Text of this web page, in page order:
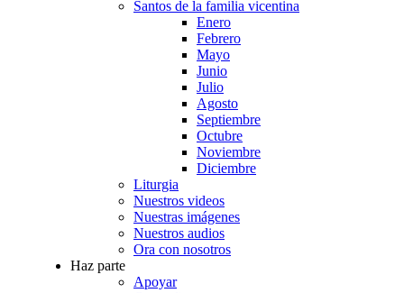
Santos de la familia vicentina
Enero
Febrero
Mayo
Junio
Julio
Agosto
Septiembre
Octubre
Noviembre
Diciembre
Liturgia
Nuestros videos
Nuestras imágenes
Nuestros audios
Ora con nosotros
Haz parte
Apoyar